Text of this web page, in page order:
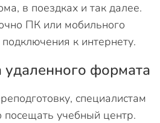
в поездках и так далее.
ПК или мобильного
к интернету.
формата
специалистам
посещать учебный центр.